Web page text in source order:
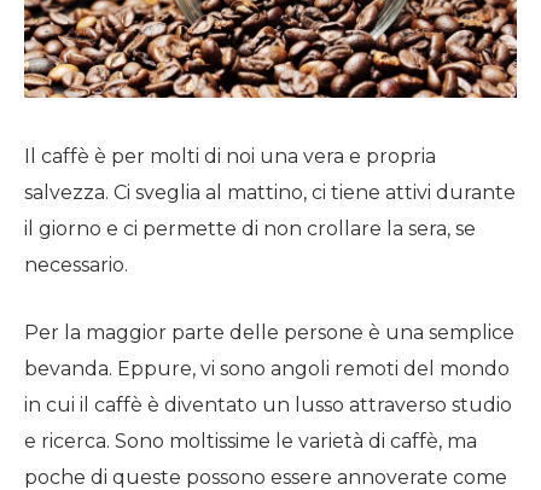
Il caffè è per molti di noi una vera e propria
salvezza. Ci sveglia al mattino, ci tiene attivi durante
il giorno e ci permette di non crollare la sera, se
necessario.
Per la maggior parte delle persone è una semplice
bevanda. Eppure, vi sono angoli remoti del mondo
in cui il caffè è diventato un lusso attraverso studio
e ricerca. Sono moltissime le varietà di caffè, ma
poche di queste possono essere annoverate come